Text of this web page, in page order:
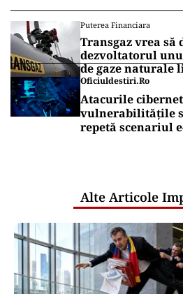
Puterea Financiara
Transgaz vrea
dezvoltatorul
de gaze naturale
Oficiuldestiri.ro
Atacurile
vulnerabilitățile
repetă scenariul
Alte Articole